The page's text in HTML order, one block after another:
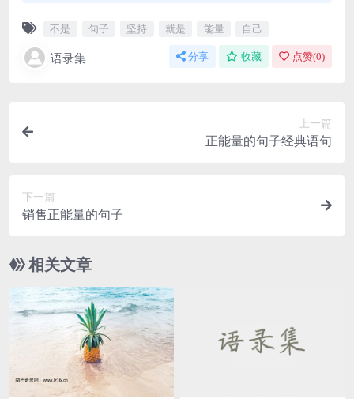
不是 句子 坚持 就是 能量 自己
语录集 分享 收藏 点赞(0)
上一篇
正能量的句子经典语句
下一篇
销售正能量的句子
相关文章